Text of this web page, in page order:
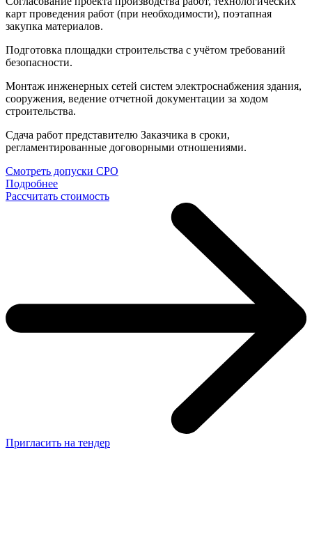
карт проведения работ (при необходимости), поэтапная
закупка материалов.
Подготовка площадки строительства с учётом требований
безопасности.
Монтаж инженерных сетей систем электроснабжения здания,
сооружения, ведение отчетной документации за ходом
строительства.
Сдача работ представителю Заказчика в сроки,
регламентированные договорными отношениями.
Смотреть допуски CPO
Подробнее
Рассчитать стоимость
Пригласить на тендер